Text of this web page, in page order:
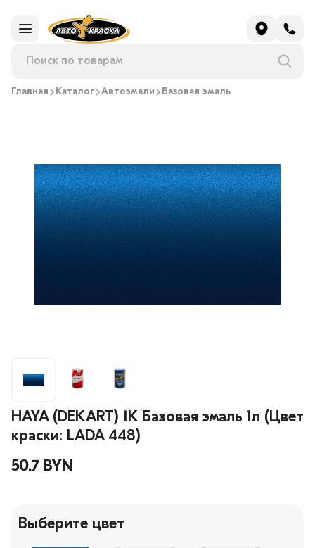
Главная Каталог Автоэмали Базовая эмаль
HAYA (DEKART) 1К Базовая эмаль 1л (Цвет
краски: LADA 448)
50.7 BYN
Выберите цвет